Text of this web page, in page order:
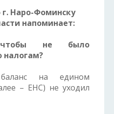
Наро-Фоминску
напоминает:
не было
налогам?
на едином
– ЕНС) не уходил